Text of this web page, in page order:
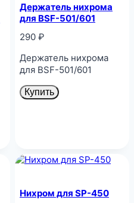
Держатель нихрома
для BSF-501/601
290 ₽
Держатель нихрома
для BSF-501/601
Купить
Нихром для SP-450